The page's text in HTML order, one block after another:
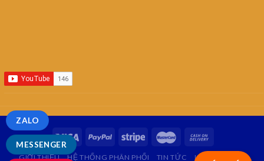
GIỚI THIỆU HỆ THỐNG PHÂN PHỐI TIN TỨC LIÊN HỆ
MESSENGER
ZALO